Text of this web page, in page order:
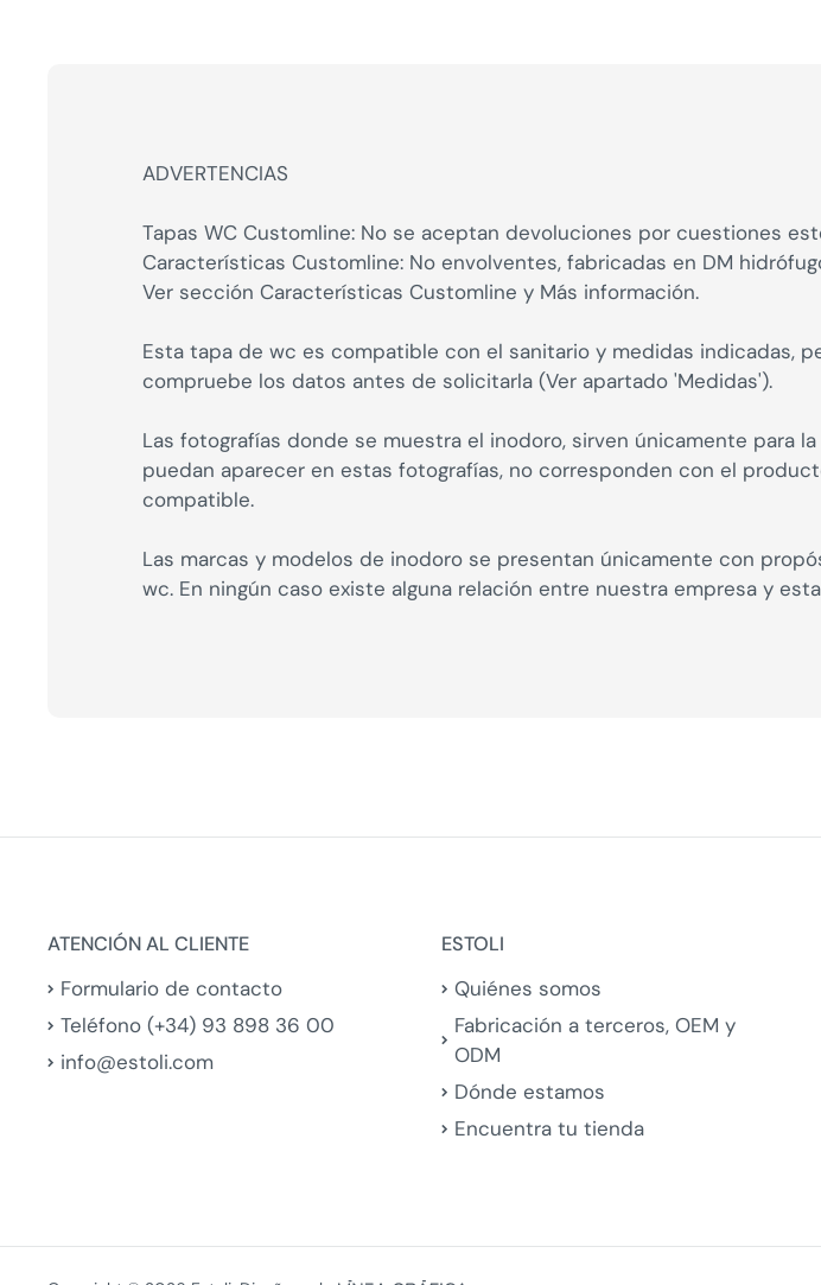
ADVERTENCIAS
Tapas WC Customline: No se aceptan devoluciones por cuestiones
Características Customline: No envolventes, fabricadas en DM
Ver sección Características Customline y Más información.
Esta tapa de wc es compatible con el sanitario y medidas indicadas,
compruebe los datos antes de solicitarla (Ver apartado 'Medidas').
Las fotografías donde se muestra el inodoro, sirven únicamente para
puedan aparecer en estas fotografías, no corresponden con el
compatible.
Las marcas y modelos de inodoro se presentan únicamente con
wc. En ningún caso existe alguna relación entre nuestra empresa y
ATENCIÓN AL CLIENTE
Formulario de contacto
Teléfono (+34) 93 898 36 00
info@estoli.com
ESTOLI
Quiénes somos
Fabricación a terceros, OEM y
ODM
Dónde estamos
Encuentra tu tienda